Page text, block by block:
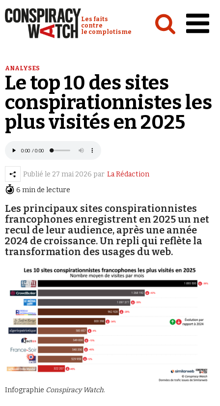
Conspiracy Watch :
Les faits
contre
le complotisme
Analyses
Conspipédia
Vidéos
Revues de presse
Newsletter
Faire un don
Demander à Vera
ANALYSES
Le top 10 des sites
conspirationnistes les
plus visités en 2025
Publié le 27 mai 2026 par La Rédaction
6 min de lecture
Les principaux sites conspirationnistes
francophones enregistrent en 2025 un net
recul de leur audience, après une année
2024 de croissance. Un repli qui reflète la
transformation des usages du web.
Infographie Conspiracy Watch.